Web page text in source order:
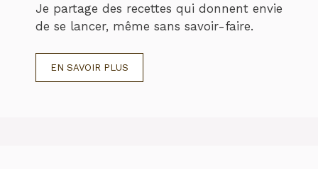
Je partage des recettes qui donnent envie
de se lancer, même sans savoir-faire.
EN SAVOIR PLUS